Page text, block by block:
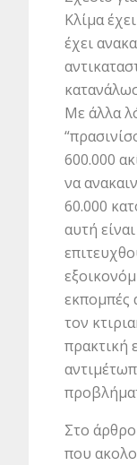
Κλίμα
έχει
Με άλλα
600.000
να
60.000
αυτή
εκπομπές
τον
πρακτική
Στο
που